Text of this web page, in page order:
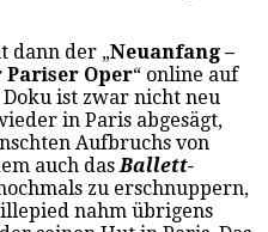
dann der „Neuanfang –
Oper“ online auf
ist zwar nicht neu
in Paris abgesägt,
Aufbruchs von
auch dasBallett-
zu erschnuppern,
nahm übrigens